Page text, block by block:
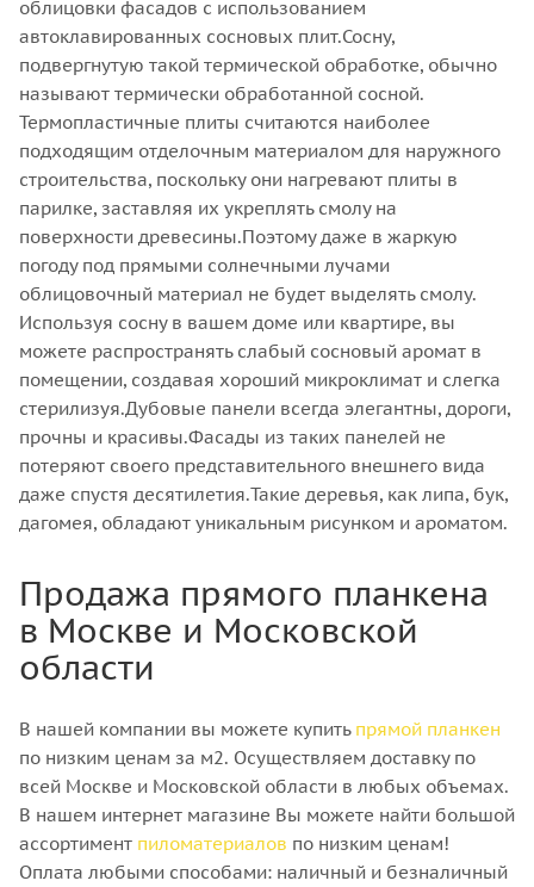
облицовки фасадов с использованием
автоклавированных сосновых плит.Сосну,
подвергнутую такой термической обработке, обычно
называют термически обработанной сосной.
Термопластичные плиты считаются наиболее
подходящим отделочным материалом для наружного
строительства, поскольку они нагревают плиты в
парилке, заставляя их укреплять смолу на
поверхности древесины.Поэтому даже в жаркую
погоду под прямыми солнечными лучами
облицовочный материал не будет выделять смолу.
Используя сосну в вашем доме или квартире, вы
можете распространять слабый сосновый аромат в
помещении, создавая хороший микроклимат и слегка
стерилизуя.Дубовые панели всегда элегантны, дороги,
прочны и красивы.Фасады из таких панелей не
потеряют своего представительного внешнего вида
даже спустя десятилетия.Такие деревья, как липа, бук,
дагомея, обладают уникальным рисунком и ароматом.
Продажа прямого планкена
в Москве и Московской
области
В нашей компании вы можете купить прямой планкен
по низким ценам за м2. Осуществляем доставку по
всей Москве и Московской области в любых объемах.
В нашем интернет магазине Вы можете найти большой
ассортимент пиломатериалов по низким ценам!
Оплата любыми способами: наличный и безналичный